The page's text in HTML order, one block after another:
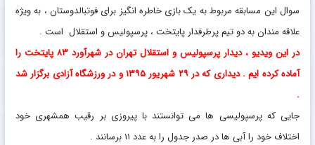
سوال این مسابقه مربوط به یک بازی خاطره انگیز برای فوتبالدوستان ، به ویژه
علاقه مندان به دو تیم پرطرفدار پایتخت ، پرسپولیس و استقلال است .
در این ویدیو ، دیدار پرسپولیس و استقلال تهران در شهرآورد ۸۳ پایتخت را
آماده کرده ایم . دیداری که در ۲۹ شهریور ۱۳۹۵ و در ورزشگاه آزادی برگزار شد
.
جایی که پرسپولیسی ها می توانستند با پیروزی بر رقیب همشهری خود
اختلاف خود را آبی ها در صدر جدول را به عدد ۱۱ برسانند .